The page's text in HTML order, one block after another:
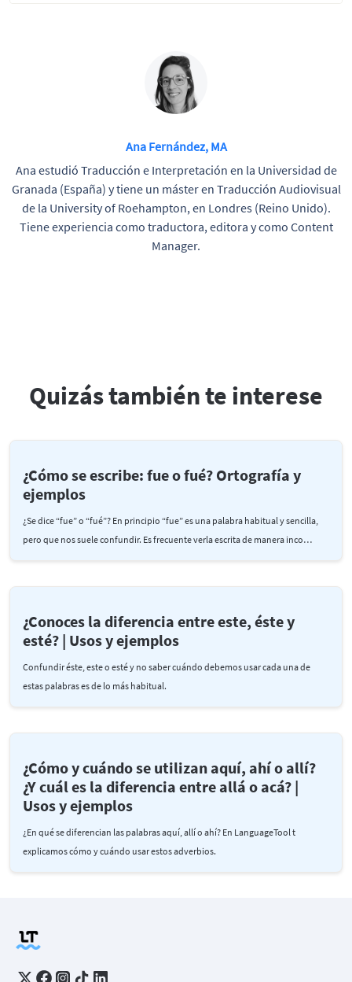
Ana Fernández, MA
Ana estudió Traducción e Interpretación en la Universidad de
Granada (España) y tiene un máster en Traducción Audiovisual
de la University of Roehampton, en Londres (Reino Unido).
Tiene experiencia como traductora, editora y como Content
Manager.
Quizás también te interese
¿Cómo se escribe: fue o fué? Ortografía y
ejemplos
¿Se dice “fue” o “fué”? En principio “fue” es una palabra habitual y sencilla,
pero que nos suele confundir. Es frecuente verla escrita de manera inco…
¿Conoces la diferencia entre este, éste y
esté? | Usos y ejemplos
Confundir éste, este o esté y no saber cuándo debemos usar cada una de
estas palabras es de lo más habitual.
¿Cómo y cuándo se utilizan aquí, ahí o allí?
¿Y cuál es la diferencia entre allá o acá? |
Usos y ejemplos
¿En qué se diferencian las palabras aquí, allí o ahí? En LanguageTool t
explicamos cómo y cuándo usar estos adverbios.